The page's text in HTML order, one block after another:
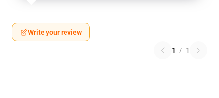
Write your review
1 / 1